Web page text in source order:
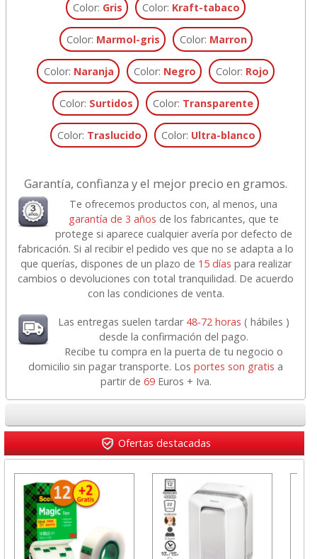
Color: Gris Color: Kraft-tabaco
Color: Marmol-gris Color: Marron
Color: Naranja Color: Negro Color: Rojo
Color: Surtidos Color: Transparente
Color: Traslucido Color: Ultra-blanco
Garantía, confianza y el mejor precio en gramos.
Te ofrecemos productos con, al menos, una
garantía de 3 años de los fabricantes, que te
protege si aparece cualquier avería por defecto de
fabricación. Si al recibir el pedido ves que no se adapta a lo
que querías, dispones de un plazo de 15 días para realizar
cambios o devoluciones con total tranquilidad. De acuerdo
con las condiciones de venta.
Las entregas suelen tardar 48-72 horas ( hábiles )
desde la confirmación del pago.
Recibe tu compra en la puerta de tu negocio o
domicilio sin pagar transporte. Losportes son gratis a
partir de 69Euros + Iva.
Ofertas destacadas